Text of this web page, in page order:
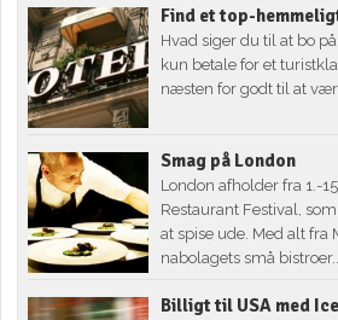
Find et top-
Hvad siger du til at bo
kun betale for et
næsten for godt til at
Smag på London
London afholder fra 1.-
Restaurant Festival,
at spise ude. Med alt
nabolagets små
Billigt til USA med